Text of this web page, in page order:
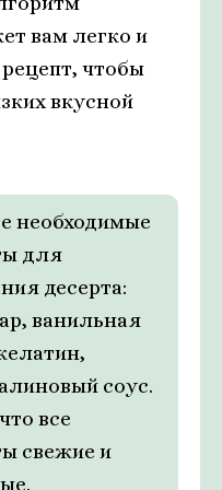
вам легко и
чтобы
вкусной
необходимые
для
десерта:
ванильная
соус.
все
свежие и